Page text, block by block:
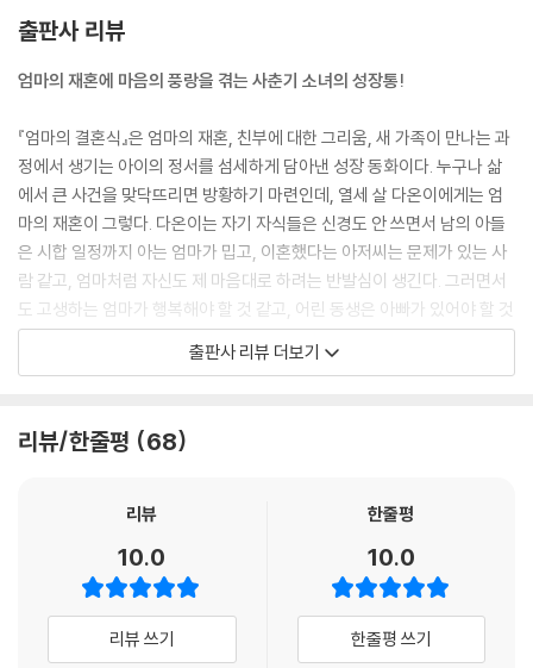
도로. 그러다 생각 그만하고 그냥 받아들이기로 했어. 그러니까 마음이 편
린 결정이었다. 나는 민혁이가 무슨 의미로 이야기를 꺼냈는지 알 것 같았
는 않았다.
--- p. 160
출판사 리뷰
엄마의 재혼에 마음의 풍랑을 겪는 사춘기 소녀의 성장통!
『엄마의 결혼식』은 엄마의 재혼, 친부에 대한 그리움, 새 가족이 만나는 과
정에서 생기는 아이의 정서를 섬세하게 담아낸 성장 동화이다. 누구나 삶
에서 큰 사건을 맞닥뜨리면 방황하기 마련인데, 열세 살 다온이에게는 엄
마의 재혼이 그렇다. 다온이는 자기 자식들은 신경도 안 쓰면서 남의 아들
은 시합 일정까지 아는 엄마가 밉고, 이혼했다는 아저씨는 문제가 있는 사
람 같고, 엄마처럼 자신도 제 마음대로 하려는 반발심이 생긴다. 그러면서
도 고생하는 엄마가 행복해야 할 것 같고, 어린 동생은 아빠가 있어야 할 것
같아서 머리가 복잡하다.
레 묻는 다온이에게 민혁이는 간단히 말한다.“뭘 어떻게 해. 아줌마는 아줌
생을 했을지 다온이와 독자는 짐작할 수 있다.
민혁이의 말은 새아버지의 딸이 되어야 한다는 의무감, 친부에 대한 죄책
감에 괴로웠던 다온이를 위로하고 숨통 트이게 한다. 그리고 비로소 자기
나름대로 자기 앞의 상황을 살피고 해결해 나가려는 용기를 갖는다. 엄마
의 재혼이 당황스럽고, 불편하고, 어려워서 제멋대로이고, 되바라지고, 외
출판사 리뷰 더보기
리뷰/한줄평 68
리뷰
10.0
리뷰 쓰기
한줄평
10.0
한줄평 쓰기